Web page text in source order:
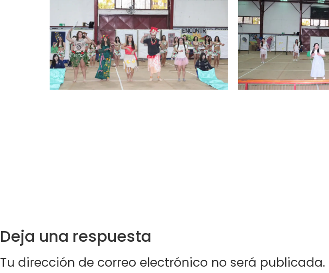
Deja una respuesta
Tu dirección de correo electrónico no será publicada.